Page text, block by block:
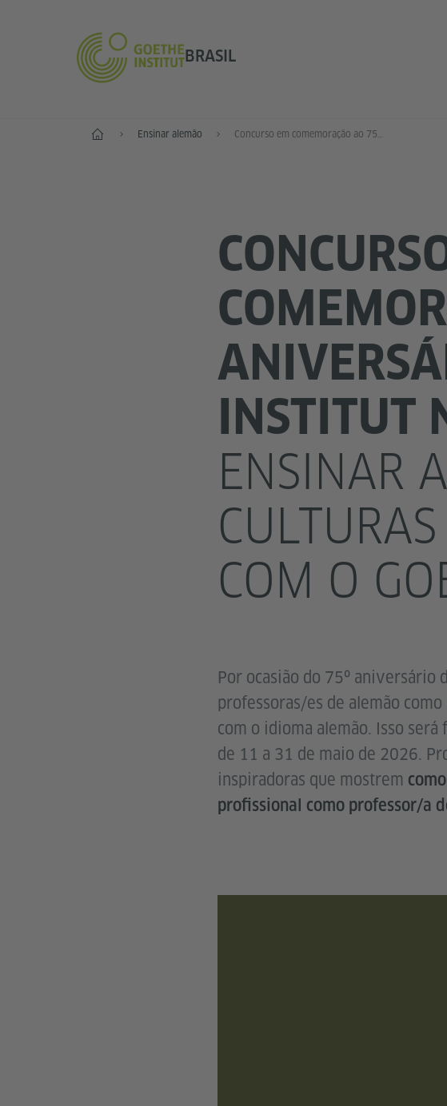
BRASIL
Principal Ensinar alemão Concurso em comemoração ao 75º aniversário
INSTITUT
ENSINAR
COM O
Por ocasião do 75º
professoras/es de alemão
com o idioma alemão. Isso
de 11 a 31 de maio de 2026.
inspiradoras que mostrem
profissional como professor/a